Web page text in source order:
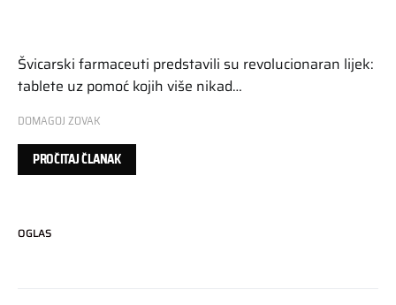
Švicarski farmaceuti predstavili su revolucionaran lijek:
tablete uz pomoć kojih više nikad…
DOMAGOJ ZOVAK
PROČITAJ ČLANAK
OGLAS